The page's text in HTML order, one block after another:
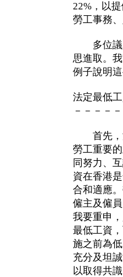
22%，以
勞工事務
多位議員
思進取。
例子說明
法定最低
－－－－－
首先，法
勞工重要
同努力、
資在香港
合和適應
僱主及僱
我要重申
最低工資
施之前為
充分及坦
以取得共